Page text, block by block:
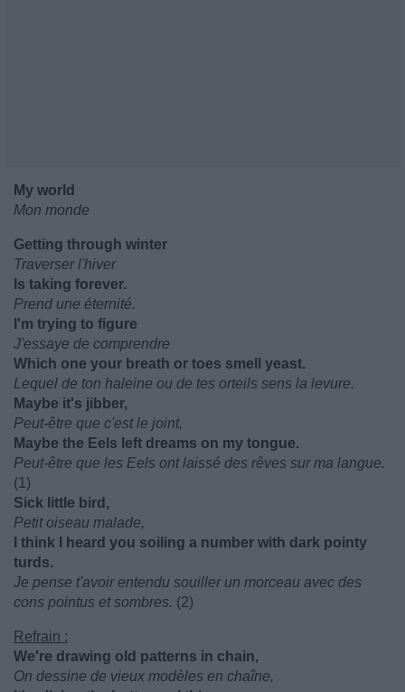
My world
Mon monde
Getting through winter
Traverser l'hiver
Is taking forever.
Prend une éternité.
I'm trying to figure
J'essaye de comprendre
Which one your breath or toes smell yeast.
Lequel de ton haleine ou de tes orteils sens la levure.
Maybe it's jibber,
Peut-être que c'est le joint,
Maybe the Eels left dreams on my tongue.
Peut-être que les Eels ont laissé des rêves sur ma langue.
(1)
Sick little bird,
Petit oiseau malade,
I think I heard you soiling a number with dark pointy
turds.
Je pense t'avoir entendu souiller un morceau avec des
cons pointus et sombres. (2)
Refrain :
We're drawing old patterns in chain,
On dessine de vieux modèles en chaîne,